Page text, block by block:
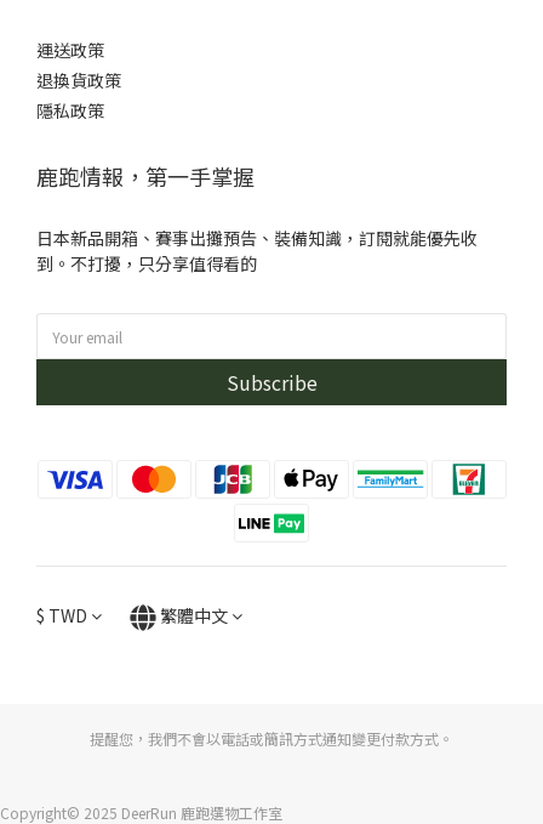
運送政策
退換貨政策
隱私政策
鹿跑情報，第一手掌握
日本新品開箱、賽事出攤預告、裝備知識，訂閱就能優先收
到。不打擾，只分享值得看的
Subscribe
$ TWD 繁體中文
提醒您，我們不會以電話或簡訊方式通知變更付款方式。
Copyright© 2025 DeerRun 鹿跑選物工作室